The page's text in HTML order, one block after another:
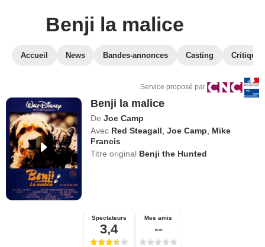
Benji la malice
Accueil News Bandes-annonces Casting
Service proposé par
Benji la malice
De Joe Camp
Avec Red Steagall ,Joe Camp
Mike
Francis
Titre original Benji the Hunted
Spectateurs
3,4
Mes amis
--